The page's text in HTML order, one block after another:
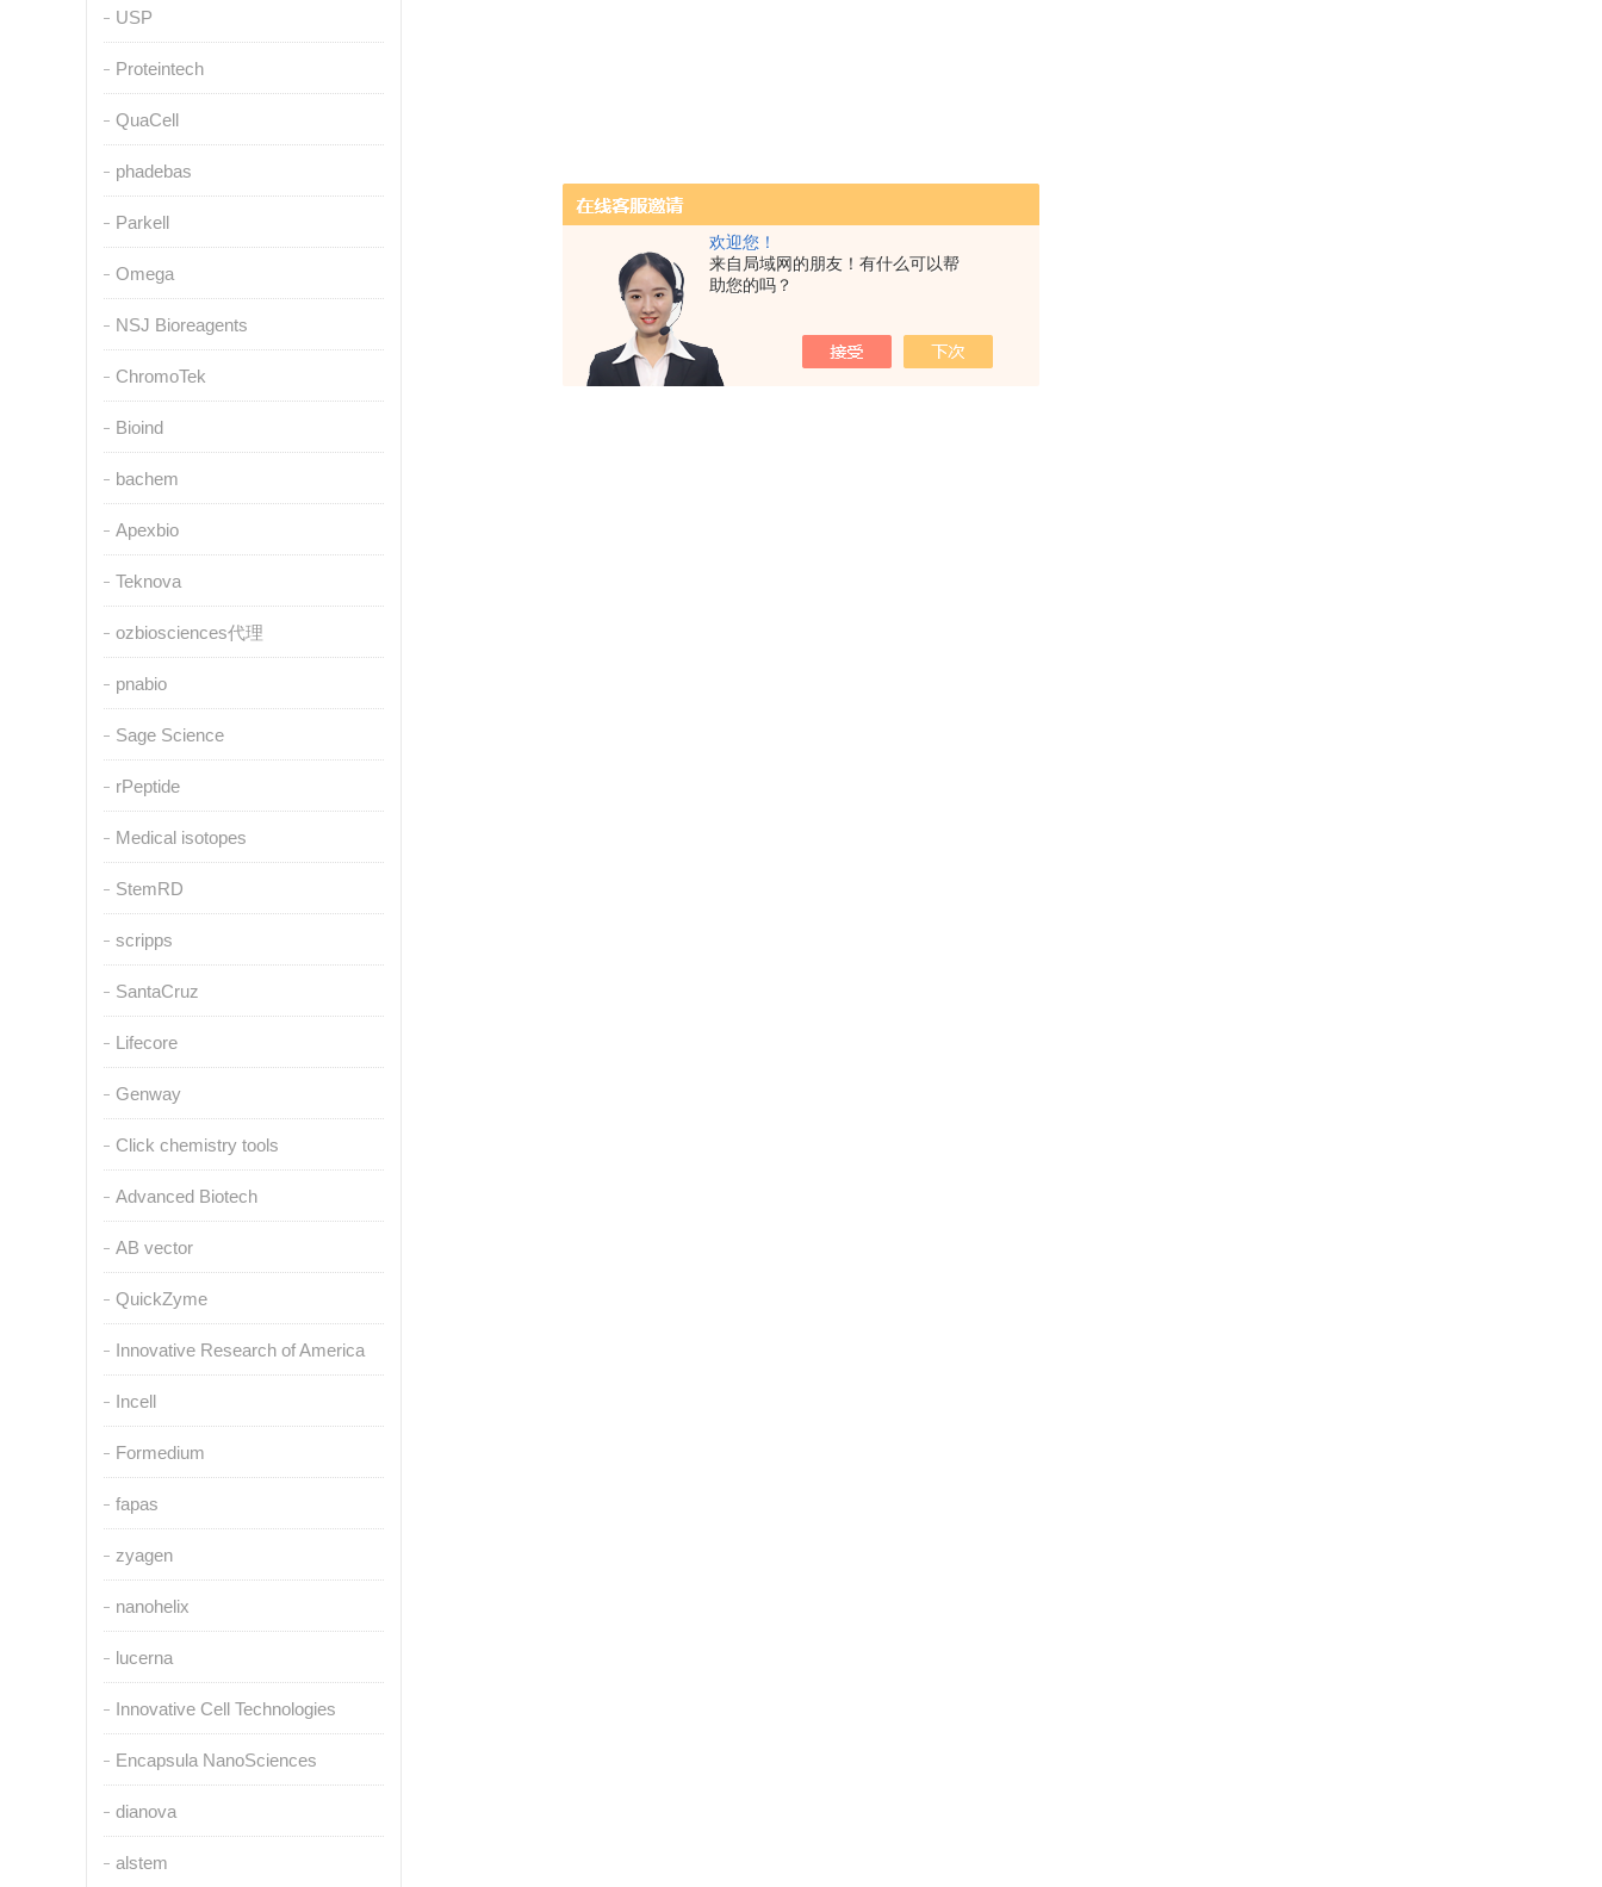
欢迎您！
来自局域网的朋友！有什么可以帮
助您的吗？
USP
Proteintech
QuaCell
phadebas
Parkell
Omega
NSJ Bioreagents
ChromoTek
Bioind
bachem
Apexbio
Teknova
ozbiosciences代理
pnabio
Sage Science
rPeptide
Medical isotopes
StemRD
scripps
SantaCruz
Lifecore
Genway
Click chemistry tools
Advanced Biotech
AB vector
QuickZyme
Innovative Research of America
Incell
Formedium
fapas
zyagen
nanohelix
lucerna
Innovative Cell Technologies
Encapsula NanoSciences
dianova
alstem